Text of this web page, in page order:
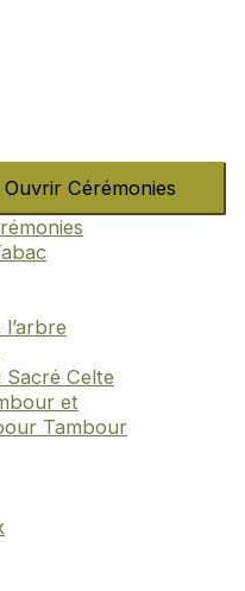
Ouvrir Cérémonies
Celte
et
Tambour